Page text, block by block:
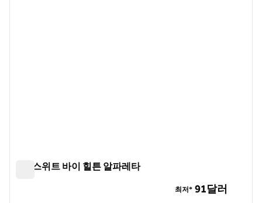
홈2 스위트 바이 힐튼 알파레타
최저* 91달러